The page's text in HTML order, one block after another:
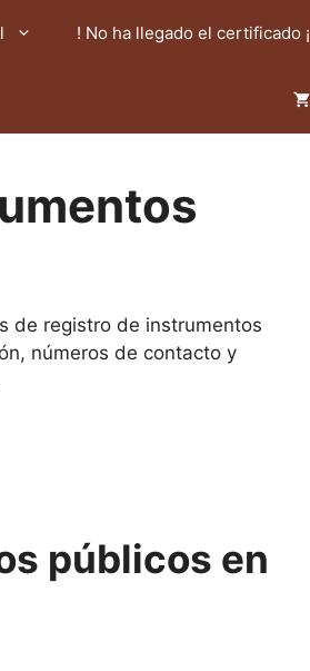
! No ha llegado el certificado ¡
de registro de instrumentos
números de contacto y
públicos en